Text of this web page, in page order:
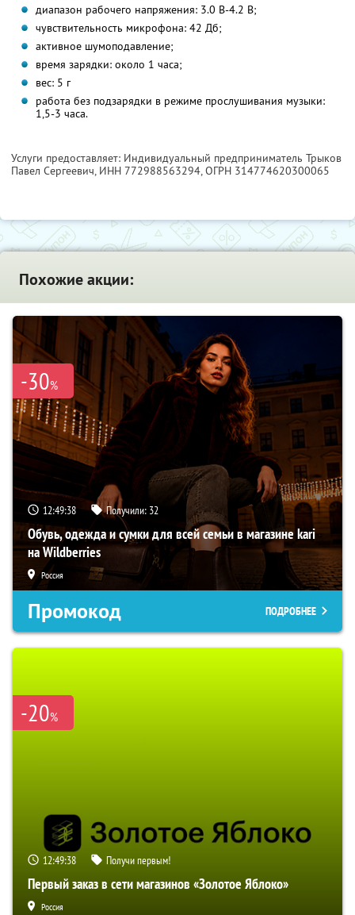
диапазон рабочего напряжения: 3.0 В-4.2 В;
чувствительность микрофона: 42 Дб;
активное шумоподавление;
время зарядки: около 1 часа;
вес: 5 г
работа без подзарядки в режиме прослушивания музыки:
1,5-3 часа.
Услуги предоставляет: Индивидуальный предприниматель Трыков
Павел Сергеевич, ИНН 772988563294, ОГРН 314774620300065
Похожие акции:
-30%
12:49:37 Получили: 32
Обувь, одежда и сумки для всей семьи в магазине kari
на Wildberries
Россия
Промокод ПОДРОБНЕЕ
-20%
12:49:37 Получи первым!
Первый заказ в сети магазинов «Золотое Яблоко»
Россия